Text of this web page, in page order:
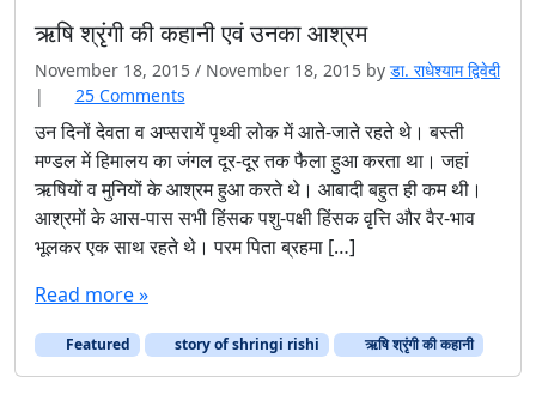
ऋषि श्रृंगी की कहानी एवं उनका आश्रम
November 18, 2015 / November 18, 2015 by डा. राधेश्याम द्विवेदी
|
25 Commentso
ऋ
षि
श्रृं
गी
की
ए
वं
उन दिनों देवता व अप्सरायें पृथ्वी लोक में आते-जाते रहते थे। बस्ती
मण्डल में हिमालय का जंगल दूर-दूर तक फैला हुआ करता था। जहां
ऋषियों व मुनियों के आश्रम हुआ करते थे। आबादी बहुत ही कम थी।
आश्रमों के आस-पास सभी हिंसक पशु-पक्षी हिंसक वृत्ति और वैर-भाव
भूलकर एक साथ रहते थे। परम पिता ब्रहमा […]
Read more »
Featured story of shringi rishi ऋषि श्रृंगी की कहानी